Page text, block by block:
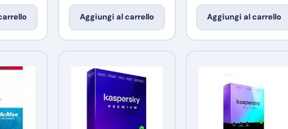
Aggiungi al carrello Aggiungi al carrello